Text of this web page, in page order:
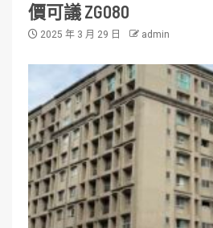
價可議 ZG080
2025 年 3 月 29 日 admin